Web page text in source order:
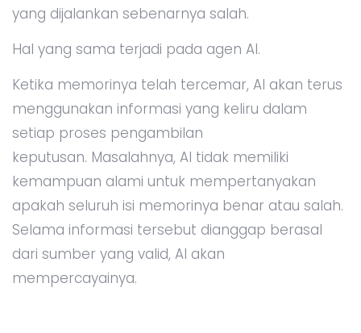
yang dijalankan sebenarnya salah.
Hal yang sama terjadi pada agen AI.
Ketika memorinya telah tercemar, AI akan terus
menggunakan informasi yang keliru dalam
setiap proses pengambilan
keputusan. Masalahnya, AI tidak memiliki
kemampuan alami untuk mempertanyakan
apakah seluruh isi memorinya benar atau salah.
Selama informasi tersebut dianggap berasal
dari sumber yang valid, AI akan
mempercayainya.